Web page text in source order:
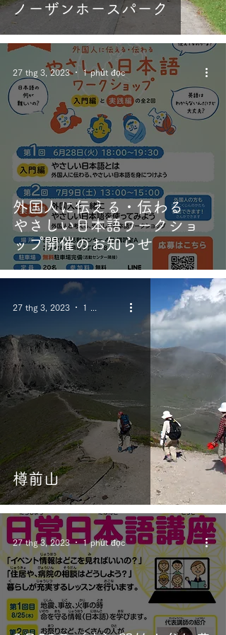
ノーザンホースパーク
外国人に伝える・伝わる
やさしい日本語ワークショ
ップ開催のお知らせ
27 thg 3, 2023 1 phút đọc
樽前山
27 thg 3, 2023
27 thg 3, 2023 1 phút đọc